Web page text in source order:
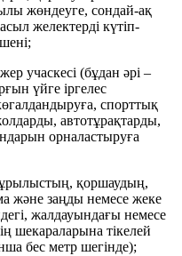
жөндеуге, сондай-ақ
желектерді күтіп-
учаскесі (бұдан әрі –
үйге іргелес
спорттық
автотұрақтарды,
орналастыруға
қоршаудың,
және заңды немесе жеке
жалдауындағы немесе
шекараларына тікелей
бес метр шегінде);